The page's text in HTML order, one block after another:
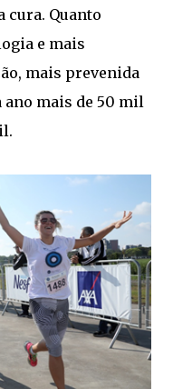
cura. Quanto
e mais
mais prevenida
ano mais de 50 mil